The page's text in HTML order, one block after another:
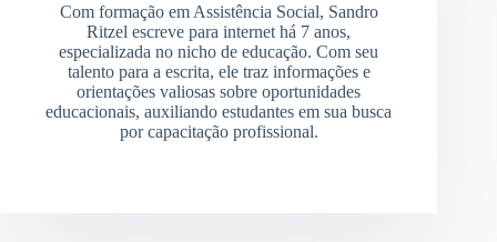
Com formação em Assistência Social, Sandro
Ritzel escreve para internet há 7 anos,
especializada no nicho de educação. Com seu
talento para a escrita, ele traz informações e
orientações valiosas sobre oportunidades
educacionais, auxiliando estudantes em sua busca
por capacitação profissional.